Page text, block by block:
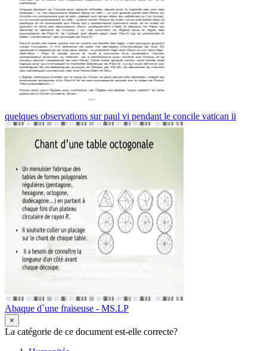
quelques observations sur paul vi pendant le concile vatican ii
Abaque d`une fraiseuse - MS.LP
×
La catégorie de ce document est-elle correcte?